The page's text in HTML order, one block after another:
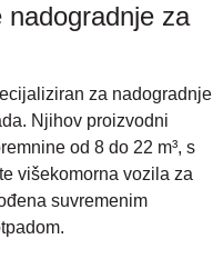
nadogradnje za
za nadogradnje
Njihov proizvodni
od 8 do 22 m³, s
višekomorna vozila za
suvremenim